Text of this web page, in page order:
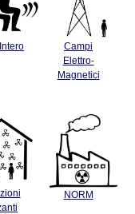
Campi
Elettro-
Magnetici
NORM